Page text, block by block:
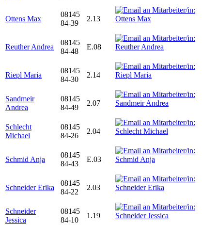
Ottens Max
08145
84-39
2.13
Reuther Andrea
08145
84-48
E.08
Riepl Maria
08145
84-30
2.14
Sandmeir
Andrea
08145
84-49
2.07
Schlecht
Michael
08145
84-26
2.04
Schmid Anja
08145
84-43
E.03
Schneider Erika
08145
84-22
2.03
Schneider
Jessica
08145
84-10
1.19